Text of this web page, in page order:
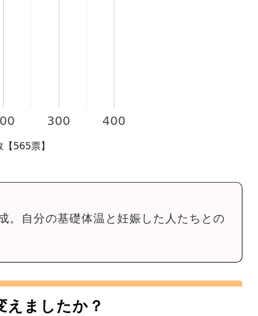
。自分の基礎体温と妊娠した人たちとの
えましたか？